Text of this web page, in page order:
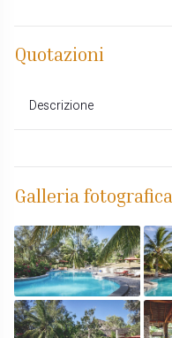
Quotazioni
Descrizione
Galleria fotografica